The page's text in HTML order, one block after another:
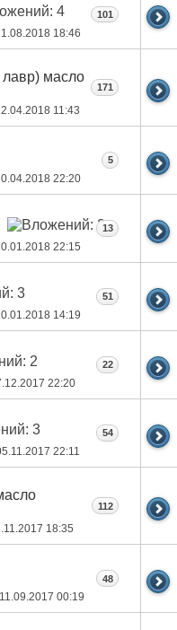
18:46
101
масло
11:43
171
22:20
5
22:15
13
14:19
51
22:20
22
22:11
54
18:35
112
11.09.2017 00:19
48